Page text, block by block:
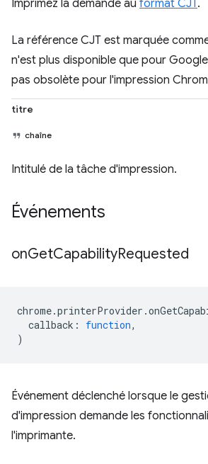
Imprimez la demande au format CJT .
La référence CJT est marquée
n'est plus disponible que pour
pas obsolète pour l'impression
titre
chaîne
Intitulé de la tâche d'impression.
Événements
onGetCapabilityRequested
chrome.printerProvider .
callback : function,
)
Événement déclenché lorsque le
d'impression demande les
l'imprimante.